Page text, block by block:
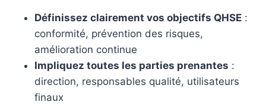
Définissez clairement vos objectifs QHSE :
conformité, prévention des risques,
amélioration continue
Impliquez toutes les parties prenantes :
direction, responsables qualité, utilisateurs
finaux